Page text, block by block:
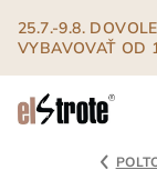
obsah
25.7.-9.8.
VYBAVOVAŤ OD